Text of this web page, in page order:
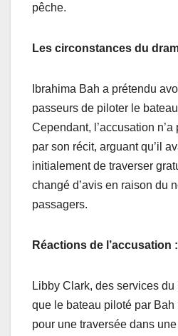
pêche.
Les circonstances du
Ibrahima Bah a prétendu
passeurs de piloter le
Cependant, l’accusation
par son récit, arguant qu’il
initialement de traverser
changé d’avis en raison du
passagers.
Réactions de l’accusation :
Libby Clark, des services
que le bateau piloté par Bah
pour une traversée dans